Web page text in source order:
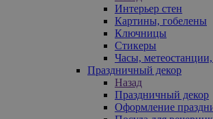
Интерьер стен
Картины, гобелены
Ключницы
Стикеры
Часы,
Праздничный декор
Назад
Праздничный декор
Оформление